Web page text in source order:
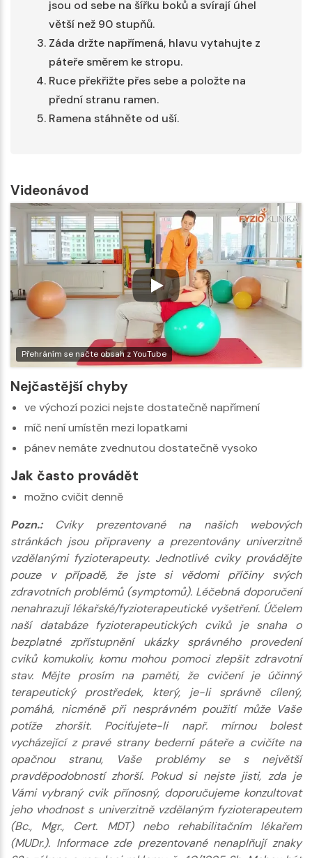
jsou od sebe na šířku boků a svírají úhel
větší než 90 stupňů.
Záda držte napřímená, hlavu vytahujte z
páteře směrem ke stropu.
Ruce překřižte přes sebe a položte na
přední stranu ramen.
Ramena stáhněte od uší.
Videonávod
Přehráním se načte obsah z YouTube
Nejčastější chyby
ve výchozí pozici nejste dostatečně napřímení
míč není umístěn mezi lopatkami
pánev nemáte zvednutou dostatečně vysoko
Jak často provádět
možno cvičit denně
Pozn.: Cviky prezentované na našich webových
stránkách jsou připraveny a prezentovány univerzitně
vzdělanými fyzioterapeuty. Jednotlivé cviky provádějte
pouze v případě, že jste si vědomi příčiny svých
zdravotních problémů (symptomů). Léčebná doporučení
nenahrazují lékařské/fyzioterapeutické vyšetření. Účelem
naší databáze fyzioterapeutických cviků je snaha o
bezplatné zpřístupnění ukázky správného provedení
cviků komukoliv, komu mohou pomoci zlepšit zdravotní
stav. Mějte prosím na paměti, že cvičení je účinný
terapeutický prostředek, který, je-li správně cílený,
pomáhá, nicméně při nesprávném použití může Vaše
potíže zhoršit. Pociťujete-li např. mírnou bolest
vycházející z pravé strany bederní páteře a cvičíte na
opačnou stranu, Vaše problémy se s největší
pravděpodobností zhorší. Pokud si nejste jisti, zda je
Vámi vybraný cvik přínosný, doporučujeme konzultovat
jeho vhodnost s univerzitně vzdělaným fyzioterapeutem
(Bc., Mgr., Cert. MDT) nebo rehabilitačním lékařem
(MUDr.). Informace zde prezentované nenaplňují znaky